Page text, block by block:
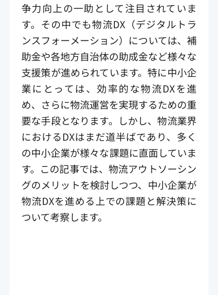
争力向上の一助として注目されていま
す。その中でも物流DX（デジタルトラ
ンスフォーメーション）については、補
助金や各地方自治体の助成金など様々な
支援策が進められています。特に中小企
業にとっては、効率的な物流DXを進
め、さらに物流運営を実現するための重
要な手段となります。しかし、物流業界
におけるDXはまだ道半ばであり、多く
の中小企業が様々な課題に直面していま
す。この記事では、物流アウトソーシン
グのメリットを検討しつつ、中小企業が
物流DXを進める上での課題と解決策に
ついて考察します。